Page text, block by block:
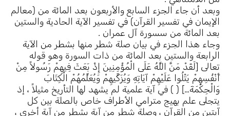
وبعد أن جاء الجزء السابع والأربعون بعد المائة من (معالم
الإيمان في تفسير القرآن) في تفسير الآية الحادية والستين
بعد المائة من سسورة آل عمران .
وجاء هذا الجزء في بيان صلة شطر منها بشطر من الآية
الرابعة والستين بعد المائة من ذات السورة وهو قوله
تعالى [لَقَدْ مَنَّ اللَّهُ عَلَى الْمُؤْمِنِينَ إِذْ بَعَثَ فِيهِمْ رَسُولاً مِنْ
أَنْفُسِهِمْ يَتْلُوا عَلَيْهِمْ آيَاتِهِ وَيُزَكِّيهِمْ وَيُعَلِّمُهُمْ الْكِتَابَ
وَالْحِكْمَةَ…] ( ) في آية علمية لم يشهد لها التأريخ مثيلاً ، إذ
يتجلى علم بهيج مترامي الأطراف خاص بالصلة بين كل
آيتين من القرآن ، وصلة شطر من آية بشطر من آية أخرى ،